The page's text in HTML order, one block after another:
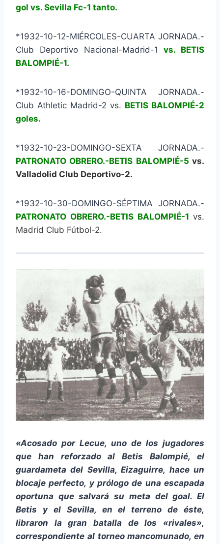
gol vs. Sevilla Fc-1 tanto.
*1932-10-12-MIÉRCOLES-CUARTA JORNADA.-
Club Deportivo Nacional-Madrid-1vs. BETIS
BALOMPIÉ-1.
*1932-10-16-DOMINGO-QUINTA JORNADA.-
Club Athletic Madrid-2 vs. BETIS BALOMPIÉ-2
goles.
*1932-10-23-DOMINGO-SEXTA JORNADA.-
PATRONATO OBRERO.-BETIS BALOMPIÉ-5 vs.
Valladolid Club Deportivo-2.
*1932-10-30-DOMINGO-SÉPTIMA JORNADA.-
PATRONATO OBRERO.-BETIS BALOMPIÉ-1 vs.
Madrid Club Fútbol-2.
«Acosado por Lecue, uno de los jugadores
que han reforzado al Betis Balompié, el
guardameta del Sevilla, Eizaguirre, hace un
blocaje perfecto, y prólogo de una escapada
oportuna que salvará su meta del goal. El
Betis y el Sevilla, en el terreno de éste,
libraron la gran batalla de los «rivales»,
correspondiente al torneo mancomunado, en